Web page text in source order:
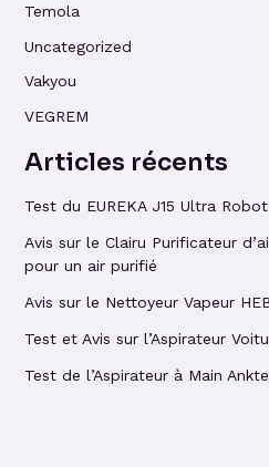
Temola
Uncategorized
Vakyou
VEGREM
Articles récents
Test du EUREKA J15 Ultra
Avis sur le Clairu Purificateur
pour un air purifié
Avis sur le Nettoyeur Vapeur
Test et Avis sur l’Aspirateur
Test de l’Aspirateur à Main